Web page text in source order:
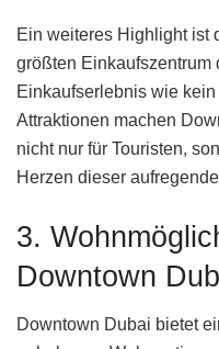
Ein weiteres Highlight ist
größten Einkaufszentrum
Einkaufserlebnis wie
Attraktionen machen
nicht nur für Touristen,
Herzen dieser
3.
Downtown
Downtown Dubai bietet